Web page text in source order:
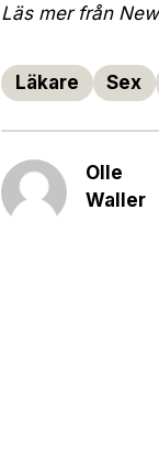
Läs mer från
Läkare Sex
Olle
Waller